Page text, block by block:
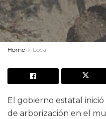
Home Local
El gobierno estatal
de arborización en el